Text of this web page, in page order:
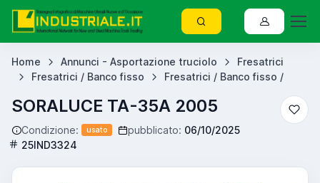
Home Annunci - Asportazione truciolo
Fresatrici
Fresatrici / Banco fisso
Fresatrici / Banco fisso /
SORALUCE TA-35A 2005
Condizione: usato pubblicato: 06/10/2025
25IND3324